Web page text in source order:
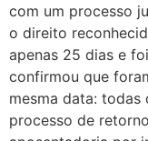
com um processo
o direito
apenas 25 dias e
confirmou que
mesma data: todas
processo de